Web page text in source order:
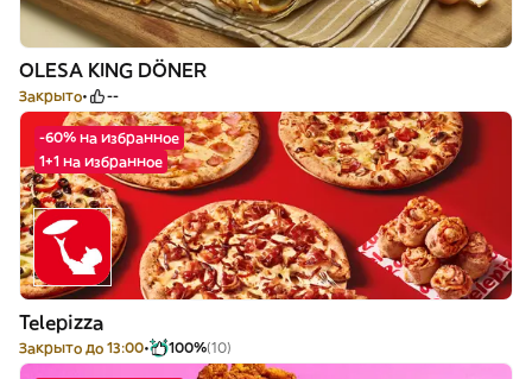
OLESA KING DÖNER
Закрыто --
-60% на избранное
1+1 на избранное
Telepizza
Закрыто до 13:00 100%(10)